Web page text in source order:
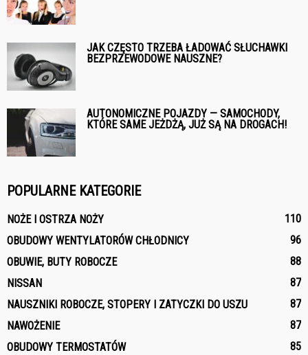
JAK CZĘSTO TRZEBA ŁADOWAĆ SŁUCHAWKI
BEZPRZEWODOWE NAUSZNE?
AUTONOMICZNE POJAZDY — SAMOCHODY,
KTÓRE SAME JEŻDŻĄ, JUŻ SĄ NA DROGACH!
POPULARNE KATEGORIE
NOŻE I OSTRZA NOŻY
110
OBUDOWY WENTYLATORÓW CHŁODNICY
96
OBUWIE, BUTY ROBOCZE
88
NISSAN
87
NAUSZNIKI ROBOCZE, STOPERY I ZATYCZKI DO USZU
87
NAWOŻENIE
87
OBUDOWY TERMOSTATÓW
85